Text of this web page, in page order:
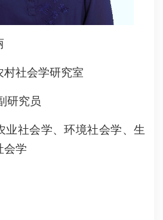
社会学研究室
究员
社会学、环境社会学、生
会学